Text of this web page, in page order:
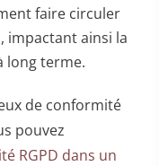
faire circuler
impactant ainsi la
long terme.
de conformité
pouvez
RGPD dans un